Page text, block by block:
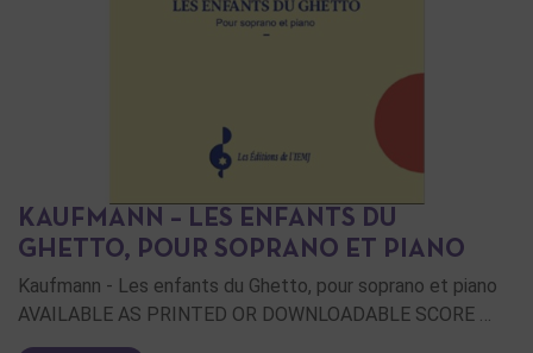
KAUFMANN – LES ENFANTS DU
GHETTO, POUR SOPRANO ET PIANO
Kaufmann - Les enfants du Ghetto, pour soprano et piano
AVAILABLE AS PRINTED OR DOWNLOADABLE SCORE …